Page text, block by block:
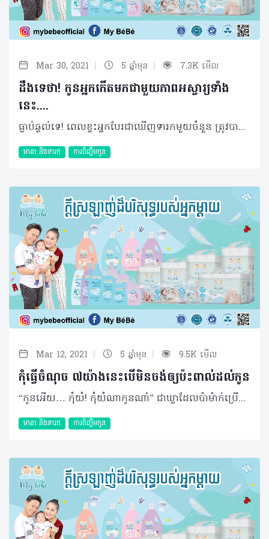
Mar 30, 2021 | 5 ឆ្នាំមុន | 7.3K មើល
ដឹងទេថា! កូនអ្នកកើតមកជាមួយភាពអស្ចារ្យទាំង
នេះ....
ធ្លាប់ឆ្ងល់ទេ! ពេលខ្លះអ្នកបែរជាឃើញទារកមួយចំនួន ត្រូវបានគេអនុញ្ញាតឲ្យហែលទឹក ឬជ្រមុជទឹកលេងតាំងពីវ័យនៅតូចៗមកម្ល៉េះ ហើយមើលដូចជាគ្មានសុវត្ថិភាពសោះ តែតាមពិតនេះជាការបង្ហាញពីសមត្ថភាពដ៏អស្ចារ្យរបស់ពួកគេទៅវិញនោះទេ។ ជាក់ស្ដែងក្រៅពីភាពគួរឲ្យស្រលាញ់របស់ពួកគេ នៅមានរឿងអាថ៌កំបាំងផ្សេងទៀតដែលអ្នកមិនបានដឹង ហើយខាងក្រោមនេះ My Bébé ចង់បង្ហាញរឿងអស្ចារ្យទាំងនោះដែលកូនតូចរបស់អ្នកកំពុងមាន៖ សមត្ថភាពជ្រមុជទឹក ទារកកើតមកជាមួយរេផ្លិចក្នុងការជ្រមុជទឹកបាន ពីព្រោះរាងកាយពួកគេអាចសម្របខ្លួនជាមួយស្ថានភាពនៅក្នុងទឹក។ ពេលស្ថិតនៅក្នុងទឹក ចង្វាក់បេះដូងពួកគេនឹងថយចុះ រួមជាមួយការទប់ដង្ហើមបានយ៉ាងល្អ ហើយអ្វីដែលគួរឲ្យអស្ចារ្យទៀតនោះពួកគេអាចដកដង្ហើម និងលេបនៅក្នុងពេលជាមួយគ្នាដូចទៅនឹងសត្វត្រីដែរ ក្នុងវ័យ ២ ទៅ៣ខែដំបូង។ សមត្ថភាពបែបនេះត្រូវបានគេយល់ថា ពួកគេបានរៀនវានៅក្នុងស្បូនរបស់ម្ដាយ ប៉ុន្តែភាពអស្ចារ្យនេះនឹងបាត់បង់ទៅវិញនៅពេលពួកគេមានអាយុចាប់ពី ៦ខែឡើងទៅ។ មានឆ្អឹងដល់ទៅ ៣០០ តួលេខនេះមានចំនួនដល់ទៅ ៩៤ ច្រើនជាងមនុស្សពេញវ័យដែលមានត្រឹមតែ ២០៦ឆ្អឹងប៉ុណ្ណោះ​ ហើយដែលយើងមិនដែលបានដឹង យ៉ាងណាមិញឆ្អឹងរបស់ពួកគេនឹងចាប់ផ្ដើមរលាយចូលគ្នានៅពេលរាងកាយលូតលាស់ពេញវ័យបន្ដិចម្តងៗ។ ប្រើប្រាស់កន្ទបទឹកនោមច្រើននៅឆ្នាំដំបូង កន្ទបទឹកនោម និងកន្សែងអនាម័យដល់ទៅ ៣៣៦០ អាចនឹងត្រូវប្រើប្រាស់ក្នុងឆ្នាំដំបូងសម្រាប់ទារក ដោយសារពួកគេត្រូវការបញ្ចេញចោល ជូតសម្អាតមុខ ដៃ និងជើងច្រើនដង។ ពួកគេត្រូវការបត់ជើងតូចរៀងរាល់ ២០នាទីម្តង រហូតដល់តម្រងនោមចាប់ផ្ដើមរីកលូតលាស់ ហើយវាជារឿងល្អដែលការផលិតខោទឹកនោមសព្វថ្ងៃនេះអាចជក់ទឹកបាន និងមិនប៉ះពាល់ដល់ស្បែក។ មិនអាចបញ្ចេញទឹកភ្នែក ទារកទើបនឹងកើតតែងតែចាប់ផ្ដើមយំ តែពួកគេមិនអាចបញ្ចេញទឹកភ្នែកបានភ្លាមៗនោះទេ។ លក្ខណៈបែបនេះគឺដោយសារសារធាតុទឹកក្នុងក្រពេញទឹកភ្នែកមានក្នុងចំនួនតិចតួចដែលអាចគ្រាន់តែផ្សើមកែវភ្នែកតែប៉ុណ្ណោះ។ នៅពេលពួកគេមានអាយុ ៣ សប្ដាហ៍ ឬ ១ ខែ ក្រពេញទាំងនោះនឹងចាប់ផ្ដើមរីកធំ ហើយអាចបញ្ចេញទឹកភ្នែកបានដូចធម្មតា ។ មានញាណដឹងពីអារម្មណ៍ ទារកដែលមានអាយុ ២ ទៅ៣ខែឡើងទៅ​ អាចសម្គាល់បាននូវអារម្មណ៍សប្បាយរីករាយ កើតទុក្ខ ហើយចាប់ផ្ដើមយល់ពីអារម្មណ៍មនុស្សនៅជុំវិញខ្លួននៅពេលមានអាយុ ១ឆ្នាំ ឡើងទៅ នេះបើយោងតាមការសិក្សារបស់អ្នកជំនាញ។ ហើយអ្វីដែលកាន់តែភ្ញាក់ផ្អើលនោះ ពួកគេមិនគ្រាន់តែដឹងពីអារម្មណ៍របស់អ្នកនោះទេ ថែមទាំងអាចបង្ហាញអាការៈខ្វាយខ្វល់ទៀតផង។ ការចងចាំមុខ ក្នុងរយៈពេល ១អាទិត្យបន្ទាប់ពីកើត ទារកអាចចំណាំមុខរបស់អ្នកម៉ាក់ដែលតែងតែនៅក្បែរពួកគេរួចទៅហើយ។ នៅពេលពួកគេមានអាយុ ៦ខែ សមត្ថភាពចងចាំនឹងកាន់តែច្បាស់ជាងមនុស្សពេញវ័យទៅទៀត ជាមួយនឹងការចងចាំ ឬស្គាល់មុខបុគ្គលណាម្នាក់ក្នុងចំណោមហ្វូងមនុស្សជាច្រើន។ ការឆ្លើយតបនឹងចង្វាក់តន្រ្តី នេះមិនមែនគ្រាន់តែសំដៅលើដុងពីកំណើតខាងសិល្បៈនោះទេ ពីព្រោះថារាល់ទារកទាំងអស់សុទ្ធតែមានញាណទៅលើចង្វាក់តន្រ្តី។ អ្នកវិទ្យាសាស្រ្តបានបង្ហាញថា ទារកអាចបញ្ចេញកាយវិការដោយប្រើដៃ និងដងខ្លួនទៅលើចង្វាក់របស់ចម្រៀងបានយ៉ាងច្រើនប្រភេទ បើទោះបីពួកគេមិនអាចធ្វើចលនាខ្លាំងៗក៏ដោយ។ ជាមួយនឹងសមត្ថភាពបែបនេះ ទើបគេរំពឹងទុកថាវាអាចជួយឲ្យពួកគេរៀន និងវិភាគលើភាសានិយាយរបស់លោកប៉ា អ្នកម៉ាក់ ក៏ដូចជាភាសាដើមកំណើតរបស់ខ្លួន។ ប្រភព https://www.parents.com/baby/development/intellectual/6-things-you-may-not-know-your-baby-can-do/ https://babyandchild.ae/age-0-1/healthy-baby/article/1058/8-freaky-facts-about-babies-you-didn-t-know-before https://www.livescience.com/20802-newborn-baby-skills.html https://www.pbcexpo.com.au/blog/16-incredibly-cool-facts-about-your-bab
មាតា និងទារក ការចិញ្ចឹមកូន
Mar 12, 2021 | 5 ឆ្នាំមុន | 9.5K មើល
កុំធ្វើចំណុច ៧យ៉ាងនេះបើមិនចង់ឲ្យប៉ះពាល់ដល់កូន
“កូនអើយ… កុំយំ! កុំយំណាកូនណា៎” ជាឃ្លាដែលប៉ាម៉ាក់ប្រើប្រាស់ញឹកញ៉ាប់ពេលទារកយំ តែម៉ាក់ៗដែលដឹងអត់ថា ការហាមកូនមិនឲ្យយំ អាចជាកំហុសមួយ។ ថ្ងៃនេះ My bébé ចង់ធ្វើការចែករំលែកនូវកំហុសឆ្គងតូចៗ ៧ ដែលប៉ាៗ ម៉ាក់ៗថ្មីថ្មោងប្រហែលជាកំពុងធ្វើ ដោយមិនដឹងខ្លួនថាវាអាចជះឥទ្ធិពលទៅលើពួកគេទាំងអំឡុងពេលក្នុងវ័យជាទារក និងរហូតឈានដល់ពេលពេញវ័យទៀតផង៖ ១. ហាមកូនមិនឲ្យយំ ប្រាកដណាស់ គ្មានប៉ាម៉ាក់ណាចង់ឲ្យកូនយំទេ តែពេលខ្លះ បើទោះជាអ្នកបានបញ្ចុកអាហារ និងផ្លាស់ប្តូរកន្ទបរួចរាល់អស់ទៅហើយ អាអូនអាចនៅតែយំ ព្រោះអាចជាវិធីសាស្រ្តក្នុងការសន្ទនាមួយរបស់ពួកគេ។​ ហេតុនេះ អ្នកមិនគួរលួងបង្ខំឲ្យគេបាត់យំភ្លាមៗឡើយ ផ្ទុយទៅវិញ អ្នកគួរផ្ដល់ពេលវេលាមួយចំនួនសម្រាប់ឲ្យពួកគេយំ ហើយអង្កេតមើលថាអ្វីដែលគេចង់បានបន្ថែមទៀត។ តែប្រសិនបើកូនតូចយំរហូតច្រើនម៉ោង និងមានរោគសញ្ញាមិនប្រក្រតីរួមមានក្ដៅខ្លួន កន្ទួលក្រហម ឬក្អួត អ្នកត្រូវប្រញាប់ស្វែងរកការព្យាបាលភ្លាមៗ។ ២. ដាស់កូនតូចឲ្យបៅពេលយប់ មតិមួយចំនួនលើកឡើងថាទឹកដោះម្ដាយមិនអាចឲ្យកូនឆ្អែតពេញមួយយប់នោះទេ ទើបមានម៉ាក់ៗខ្លះបង្ខំចិត្តដាស់ឲ្យកូនបៅនៅពេលយប់ ប៉ុន្តែនេះជាការយល់ខុសមួយ ពីព្រោះថាទឹកដោះម្ដាយមានជីវជាតិគ្រប់គ្រាន់រួចស្រេចទៅហើយ។ ផ្ទុយទៅវិញអ្នកគួរឲ្យកូនគេងបានស្កប់ស្កល់ ដែលនេះជាអ្វីដែលពួកគេត្រូវការបំផុត ហើយក្នុងពេលជាមួយគ្នាម៉ាក់ៗមានពេលវេលាក្នុងការគេងឲ្យបានគ្រប់គ្រាន់ផងដែរ។ ៣. កង្វះអនាម័យមាត់ធ្មេញ ម៉ាក់ៗថ្មីថ្មោង អាចធ្វេសប្រហែសក្នុងការថែរក្សាសុខភាពមាត់ធ្មេញរបស់កូនតូច។ ជាក់ស្ដែង កុំចាំដល់ពេលកូនមានធ្មេញគ្រប់គ្រាន់ទើបចាប់ផ្ដើមថែរក្សានោះ ដោយហេតុថាវាអាចហួសពេលក៏ថាបាន។ អ្នកអាចចាប់ផ្ដើមអនាម័យមាត់ធ្មេញពួកគេដោយ៖ ប្រើក្រណាត់ ឬក្រដាសសើម ជូតសម្អាតអញ្ចាញធ្មេញ ហើយអាចចាប់ផ្ដើមដុសធ្មេញនៅពេលពួកគេអាយុបាន ១ ឆ្នាំ ហាមបំបៅដោះកូនពេលយប់ជ្រៅ នៅពេលពួកគេឈានដល់វ័យចាប់ផ្ដើមមានធ្មេញ ពីព្រោះការធ្វើបែបនេះអាចឲ្យធ្មេញឆាប់វិវឌ្ឍទៅជាពុកបាន អាចបន្ថែមសារធាតុភ្លុយអ័រសម្រាប់សុខភាពមាត់ធ្មេញ ដោយអ្នកអាចស្វែងរក និងណែនាំតាមរយៈអ្នកជំនាញបាន។ ៤. មិនលេងជាមួយកូនតូច ការលេងរបស់កូនតូចគឺជាការលូតលាស់ ក៏ដូចជាការរៀនពីអ្វីដែលថ្មីៗដែរ។ ពិតណាស់ ការលេងនឹងផ្ដល់ភាពសប្បាយរីករាយ និងអាចជាឱកាសឲ្យពួកគេធ្វើការស្វែងរក ពិសោធន៍ថ្មីៗ និងបង្កើតកំហុសក្នុងពេលជាមួយគ្នា។ ប៉ាៗ ម៉ាក់ៗខ្លះ បែរជាមិនចាប់អារម្មណ៍ និងមើលរំលងពីការលេងរបស់កូនតូច ហើយបែរជាបណ្ដោយឲ្យពួកគេចំណាយពេលច្រើនជាមួយបច្ចេកវិទ្យាដូចជាការមើលទូរស័ព្ទដៃទៅវិញ ដោយពុំបានដឹងថាការលេងល្បែងសាមញ្ញជាមួយពួកគេ អាចជួយបន្ថែមនូវមេរៀនពីបំណិនជីវិតដូចជា ការផ្ដល់ក្ដីស្រលាញ់ របៀបទំនាក់ទំនង ការគិត និងការដោះស្រាយបញ្ហាជាដើម។ ៥. មិនផ្ដល់ក្ដីស្រលាញ់ និងយកចិត្តទុកដាក់ ភាពព្រងើយកន្ដើយ ឬការមិនបង្ហាញក្ដីស្រលាញ់របស់អ្នកអាចកំពុងប្រាប់អាអូនថា “ក្ដីស្រលាញ់គឺមានលក្ខខណ្ឌ”។ អាកប្បកិរិយាបែបនេះជាញឹកញាប់អាចបណ្ដាលឲ្យកូនតូចចាប់ផ្ដើមខ្វះភាពកក់ក្តៅ ខ្វះការគោរព និងខ្វះការជឿទុកចិត្តលើខ្លួនឯង។ ជាលទ្ធផលពួកគេអាចពិបាក និងមិនហ៊ានបង្ហាញអ្វីដែលពួកគេចង់បាន ឬតម្រួវការផ្សេងៗ។ ម្យ៉ាងទៀត ពួកគេអាចប្រែក្លាយជាបុគ្គលដែលគិតតែពីអារម្មណ៍មនុស្សជុំវិញខ្លួន និងសម្ដែងចេញកាយវិការតាមតែការចង់បានរបស់អ្នកដទៃ ឬអាចនិយាយបានថាពួកគេធ្វើអ្វីទាំងបង្ខំ ឬដោយការខ្លាចគេមាក់ងាយ។ ៦. បង្ហាញទំនាក់ទំនងមិនល្អ វិធីសាស្រ្តក្នុងការទាក់ទង ជាផ្លូវមួយដើម្បីបង្ហាញឲ្យពួកគេឃើញថាបរិយាកាស ឬសង្គមរបស់គេស្ថិតក្នុងស្ថានភាពបែបណា។ ការបង្ហាញរបស់អ្នកតាមការឱប ថើប ញញឹម និងផ្ដល់ឲ្យនូវវត្ថុណាមួយនោះ អាចឲ្យពួកគេមើលឃើញពីក្ដីស្រលាញ់ក្នុងពិភពដែលគេរស់នៅ ហើយគេនឹងឆ្លើយតបមកវិញដោយអាកប្បកិរិយាសប្បាយរីករាយ វិជ្ជមាន ថែមទាំងជួយពង្រឹងក្ដីស្រលាញ់រវាងអ្នកនិងពួកគេកាន់តែស្អិតរមួត។ ផ្ទុយទៅវិញ ការបង្ហាញសកម្មភាពបែបអវិជ្ជមាន អាចឲ្យការគិត និងទំនាក់ទំនងគ្មានភាពស្រស់បំព្រង ថែមទាំងបាត់ទំនុកចិត្តទៀតផង ដែលទាំងនេះមិនសំដៅតែលើទំនាក់ទំនងរវាងអ្នក និងកូនតូចនោះទេ ប៉ុន្តែការបង្ហាញទំនាក់ទំនងល្អជាមួយក្រុមគ្រួសារ និងមិត្តភ័ក្តដទៃទៀតក៏ជាមេរៀនដែលអាចពួកគេអាចចងចាំបានផងដែរ។ ៧. ឈ្លោះក្រកែកគ្នានៅមុខកូនតូច បើទោះបីជាក្មេងតូចអាយុទើបតែ ៣ខែ ក៏អាចទទួលអារម្មណ៍បែបនេះដែរ នេះបើតាមការលើកឡើងរបស់អ្នកជំនាញ។ យ៉ាងណាមិញ ការឈ្លោះក្រកែកគ្នាអាចចៀសមិនផុតក្នុងរង្វង់គ្រួសារនោះទេ តែដើម្បីបញ្ចៀសផលកាន់តែអាក្រក់ អ្នកគួរសួរខ្លួនឯងថាតើការឈ្លោះនោះញឹកញាប់ និងខ្លាំងក្នុងកម្រិតណា។ ការធ្វើបែបនេះអាចឲ្យអ្នកស្វែងរកដំណោះស្រាយជាជាងការប្រើប្រាស់ពាក្យសំដី និងអាកប្បកិរិយាធ្ងន់ៗដែលអាចប៉ះពាល់ដល់អារម្មណ៍របស់កូនតូចរបស់អ្នក។ ម៉ាក់ៗ ត្រូវចាំថាការចិញ្ចឹមបីបាច់កូនប្រៀបបីដូចជាការក្រកួតប្រជែងផ្នែកអារម្មណ៍មួយ ដែលទាមទារនូវភាពអត់ធ្មត់ និរន្តភាព សេចក្ដីស្រលាញ់ និងការយោគយល់។ ពិតណាស់ អ្នកអាចនឹងព្រួយបារម្ភអំពីជម្រើស ឬវិធីសាស្រ្តក្នុងការថែទាំពួកគេ តែទោះជាយ៉ាងណាអ្នកអាចចាប់ផ្ដើមរៀនបន្តិចម្ដងៗ រួចក្លាហានក្នុងការកែប្រែកំហុសខុសឆ្គង នោះអ្នកនឹងអាចក្លាយជាអាណាព្យាបាលល្អមួយរូបដែលកូនអ្នកចង់បាន។ ប្រភព https://www.webmd.com/parenting/baby/features/10-mistakes-new-parents-make#2 https://www.healthline.com/health/parenting/bad-parenting#signs
មាតា និងទារក ការចិញ្ចឹមកូន